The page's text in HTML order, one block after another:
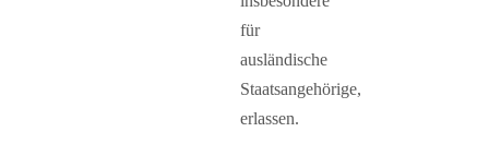
für
ausländische
Staatsangehörige,
erlassen.